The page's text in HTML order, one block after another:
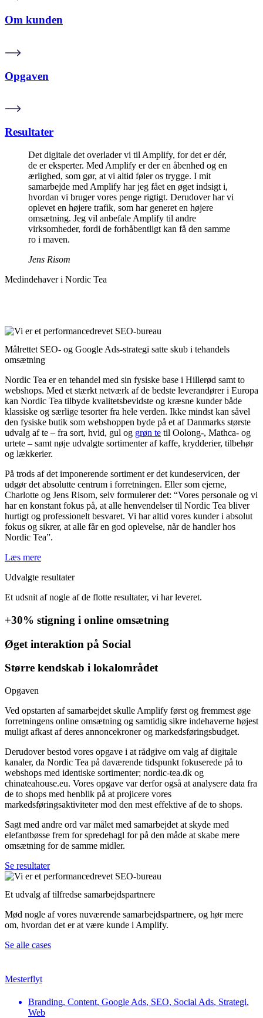
Om kunden
Opgaven
Resultater
Det digitale det overlader vi til Amplify, for det er dér,
de er eksperter. Med Amplify er der en åbenhed og en
ærlighed, som gør, at vi altid føler os trygge. I mit
samarbejde med Amplify har jeg fået en øget indsigt i,
hvordan vi bruger vores penge rigtigt. Derudover har vi
oplevet en højere trafik, som har generet en højere
omsætning. Jeg vil anbefale Amplify til andre
virksomheder, fordi de forhåbentligt kan få den samme
ro i maven.
Jens Risom
Medindehaver i Nordic Tea
Målrettet SEO- og Google Ads-strategi satte skub i tehandels
omsætning
Nordic Tea er en tehandel med sin fysiske base i Hillerød samt to
webshops. Med et stærkt netværk af de bedste leverandører i Europa
kan Nordic Tea tilbyde kvalitetsbevidste og kræsne kunder både
klassiske og særlige tesorter fra hele verden. Ikke mindst kan såvel
den fysiske butik som webshoppen byde på et af Danmarks største
udvalg af te – fra sort, hvid, gul og grøn te til Oolong-, Mathca- og
urtete – samt nøje udvalgte sortimenter af kaffe, krydderier, tilbehør
og lækkerier.
På trods af det imponerende sortiment er det kundeservicen, der
udgør det absolutte centrum i forretningen. Eller som ejerne,
Charlotte og Jens Risom, selv formulerer det: “Vores personale og vi
har en konstant fokus på, at alle henvendelser til Nordic Tea bliver
hurtigt og professionelt besvaret. Vi har altid vores kunder i absolut
fokus og sikrer, at alle får en god oplevelse, når de handler hos
Nordic Tea”.
Læs mere
Udvalgte resultater
Et udsnit af nogle af de flotte resultater, vi har leveret.
+30% stigning i online omsætning
Øget interaktion på Social
Større kendskab i lokalområdet
Opgaven
Ved opstarten af samarbejdet skulle Amplify først og fremmest øge
forretningens online omsætning og samtidig sikre indehaverne højest
muligt afkast af deres annoncekroner og markedsføringsbudget.
Derudover bestod vores opgave i at rådgive om valg af digitale
kanaler, da Nordic Tea på daværende tidspunkt fokuserede på to
webshops med identiske sortimenter; nordic-tea.dk og
chinateahouse.eu. Vores opgave var derfor også at analysere data fra
de to shops med henblik på at projicere vores
markedsføringsaktiviteter mod den mest effektive af de to shops.
Sagt med andre ord var målet med samarbejdet at skyde med
elefantbøsse frem for spredehagl for på den måde at skabe mere
omsætning for de samme midler.
Se resultater
Et udvalg aftilfredse samarbejdspartnere
Mød nogle af vores nuværende samarbejdspartnere, og hør mere
om, hvordan det er at være kunde i Amplify.
Se alle cases
Mesterflyt
Branding, Content, Google Ads, SEO, Social Ads, Strategi,
Web